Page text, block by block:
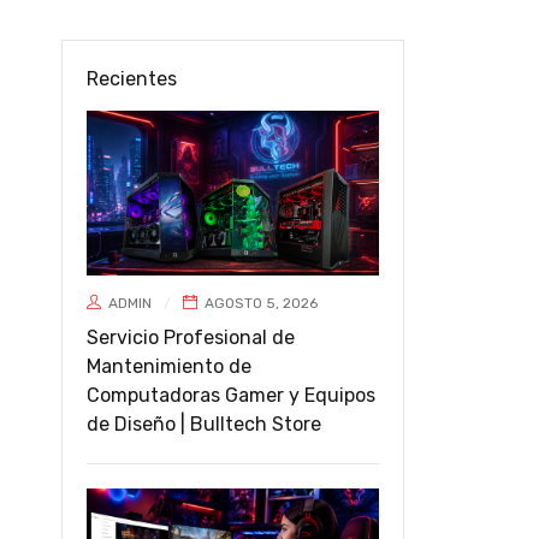
Recientes
ADMIN AGOSTO 5, 2026
Servicio Profesional de
Mantenimiento de
Computadoras Gamer y Equipos
de Diseño | Bulltech Store